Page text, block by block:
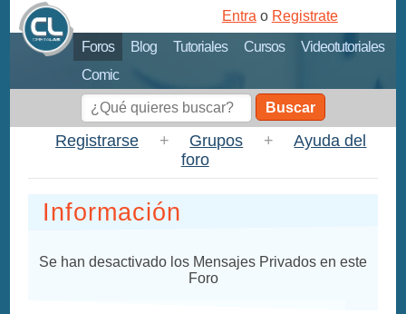
Foros Blog Tutoriales Cursos
Videotutoriales
Comic
Entra o Registrate
Buscar
Registrarse + Grupos +
Ayuda del
foro
Información
Se han desactivado los Mensajes Privados en este
Foro